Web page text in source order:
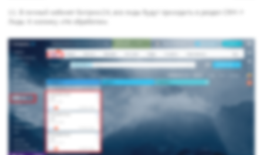
11. В личный кабинет Битрикс24, все лиды будут приходить в раздел CRM ->
Лиды. К колонку «Не обработан»